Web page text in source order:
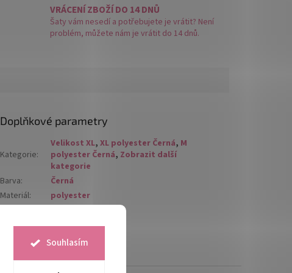
Souhlasím
VRÁCENÍ ZBOŽÍ DO 14 DNŮ
Šaty vám nesedí a potřebujete je vrátit? Není
problém, můžete nám je vrátit do 14 dnů.
Doplňkové parametry
Kategorie:
Velikost XL,XL polyester Černá, M
polyester Černá, Zobrazit další
kategorie
Barva:
Černá
Materiál: polyester